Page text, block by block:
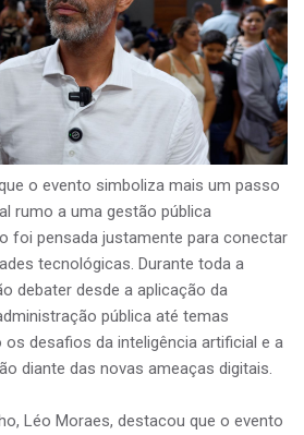
o evento simboliza mais um passo
rumo a uma gestão pública
foi pensada justamente para conectar
tecnológicas. Durante toda a
debater desde a aplicação da
pública até temas
desafios da inteligência artificial e a
diante das novas ameaças digitais.
Léo Moraes, destacou que o evento